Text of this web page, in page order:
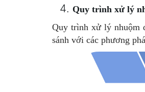
Cụ thể, xử lý nhuộm